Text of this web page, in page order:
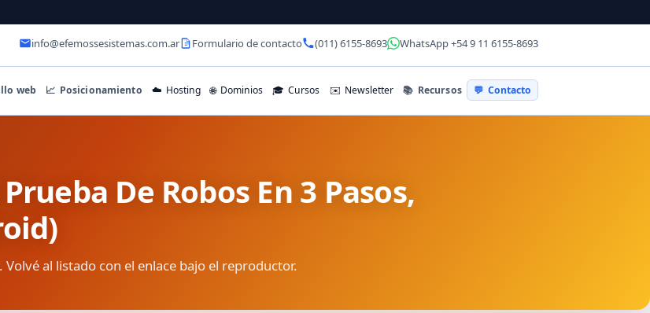
info@efemossesistemas.com.ar Formulario de contacto (011) 6155-8693 WhatsApp +54 9 11 6155-8693
web 📈 Posicionamiento ☁️ Hosting 🌐 Dominios 🎓 Cursos ✉️ Newsletter 📚 Recursos 💬 Contacto
De Robos En 3 Pasos,
al listado con el enlace bajo el reproductor.